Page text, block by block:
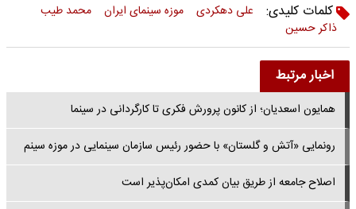
کلمات کلیدی:
علی دهکردی موزه سینمای ایران
محمد طیب
ذاکر حسین
اخبار مرتبط
همایون اسعدیان؛ از کانون پرورش فکری تا کارگردانی در سینما
رونمایی «آتش و گلستان» با حضور رئیس سازمان سینمایی در موزه سینم
اصلاح جامعه از طریق بیان کمدی امکان‌پذیر است